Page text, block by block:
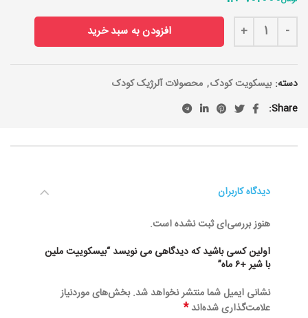
بیسکوییت ملین با شیر +۶ ماه عدد افزودن به سبد خرید
دسته: بیسکویت کودک, محصولات آلرژیک کودک
Share
دیدگاه کاربران
هنوز بررسی‌ای ثبت نشده است.
اولین کسی باشید که دیدگاهی می نویسد “بیسکوییت ملین
با شیر +۶ ماه”
نشانی ایمیل شما منتشر نخواهد شد. بخش‌های موردنیاز
علامت‌گذاری شده‌اند*